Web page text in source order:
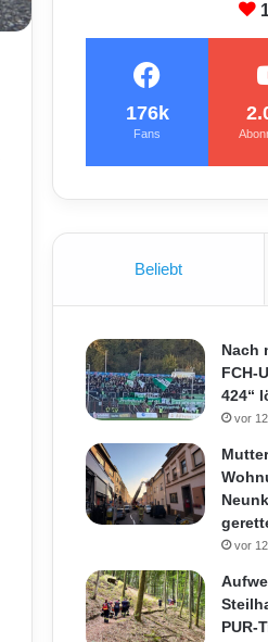
176k
Fans
Beliebt
Nach
FCH-
424“
vor
vor
PUR-